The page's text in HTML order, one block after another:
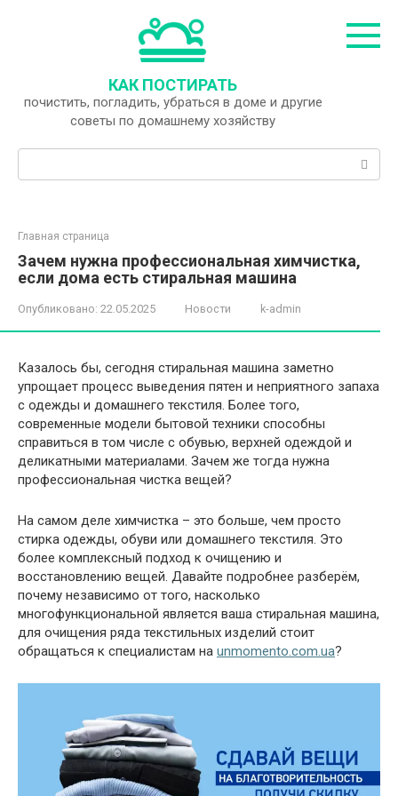
КАК ПОСТИРАТЬ
почистить, погладить, убраться в доме и другие
советы по домашнему хозяйству
Главная страница
Зачем нужна профессиональная химчистка,
если дома есть стиральная машина
Опубликовано: 22.05.2025 Новости k-admin
Казалось бы, сегодня стиральная машина заметно
упрощает процесс выведения пятен и неприятного запаха
с одежды и домашнего текстиля. Более того,
современные модели бытовой техники способны
справиться в том числе с обувью, верхней одеждой и
деликатными материалами. Зачем же тогда нужна
профессиональная чистка вещей?
На самом деле химчистка – это больше, чем просто
стирка одежды, обуви или домашнего текстиля. Это
более комплексный подход к очищению и
восстановлению вещей. Давайте подробнее разберём,
почему независимо от того, насколько
многофункциональной является ваша стиральная машина,
для очищения ряда текстильных изделий стоит
обращаться к специалистам на unmomento.com.ua?